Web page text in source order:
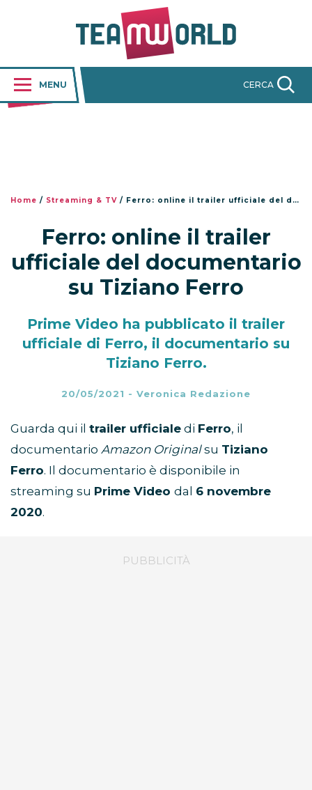
MENU CERCA
Home / Streaming & TV / Ferro: online il trailer ufficiale del documentario su Tiziano Ferro
Ferro: online il trailer
ufficiale del documentario
su Tiziano Ferro
Prime Video ha pubblicato il trailer
ufficiale di Ferro, il documentario su
Tiziano Ferro.
20/05/2021 - Veronica Redazione
Guarda qui il trailer ufficiale di Ferro, il
documentario Amazon Originalsu Tiziano
Ferro. Il documentario è disponibile in
streaming su Prime Video dal 6 novembre
2020.